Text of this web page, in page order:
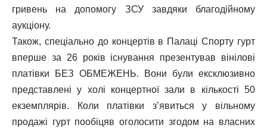
гривень на допомогу ЗСУ завдяки благодійному
аукціону.
Також, спеціально до концертів в Палаці Спорту гурт
вперше за 26 років існування презентував вінілові
платівки БЕЗ ОБМЕЖЕНЬ. Вони були ексклюзивно
представлені у холі концертної зали в кількості 50
екземплярів. Коли платівки з’явиться у вільному
продажі гурт пообіцяв оголосити згодом на власних